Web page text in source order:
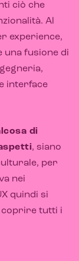
ciò che
Al
experience,
una fusione di
interface
di
, siano
per
nei
quindi si
coprire tutti i